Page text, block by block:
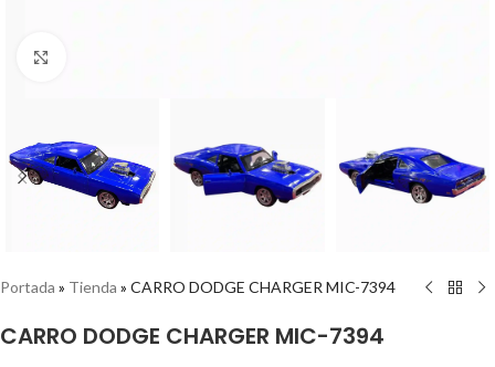
Portada » Tienda » CARRO DODGE CHARGER MIC-7394
CARRO DODGE CHARGER MIC-7394